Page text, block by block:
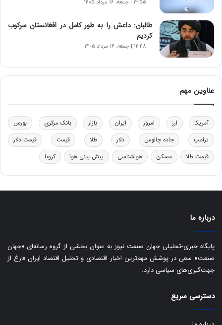
د
ر
ر
ی
و
ل
د
خ
و
د
و
ب
ا
ی
ف
ی
۱۲:۵۵ | جمعه، ۱۶ مرداد ۱۴۰۵
طالبان: داعش را به طور کامل در افغانستان سرکوب
کردیم
۱۲:۴۸ | جمعه، ۱۶ مرداد ۱۴۰۵
عناوین مهم
آمریکا ارز امروز ایران بازار بانک مرکزی
بورس
ترامپ
جاده چالوس دلار طلا قیمت
قیمت دلار
قیمت طلا
مسکن هواشناسی پیش بینی هوا کرونا
درباره ما
پایگاه خبری-تحلیلی جهان صنعت نیوز به عنوان بخشی از گروه رسانه‌ای «جهان
صنعت» سعی در پوشش مهم‌ترین اخبار اقتصادی و تحلیل اقتصاد ایران فارغ از
جهت‌گیری‌های سیاسی دارد.
دسترسی سریع